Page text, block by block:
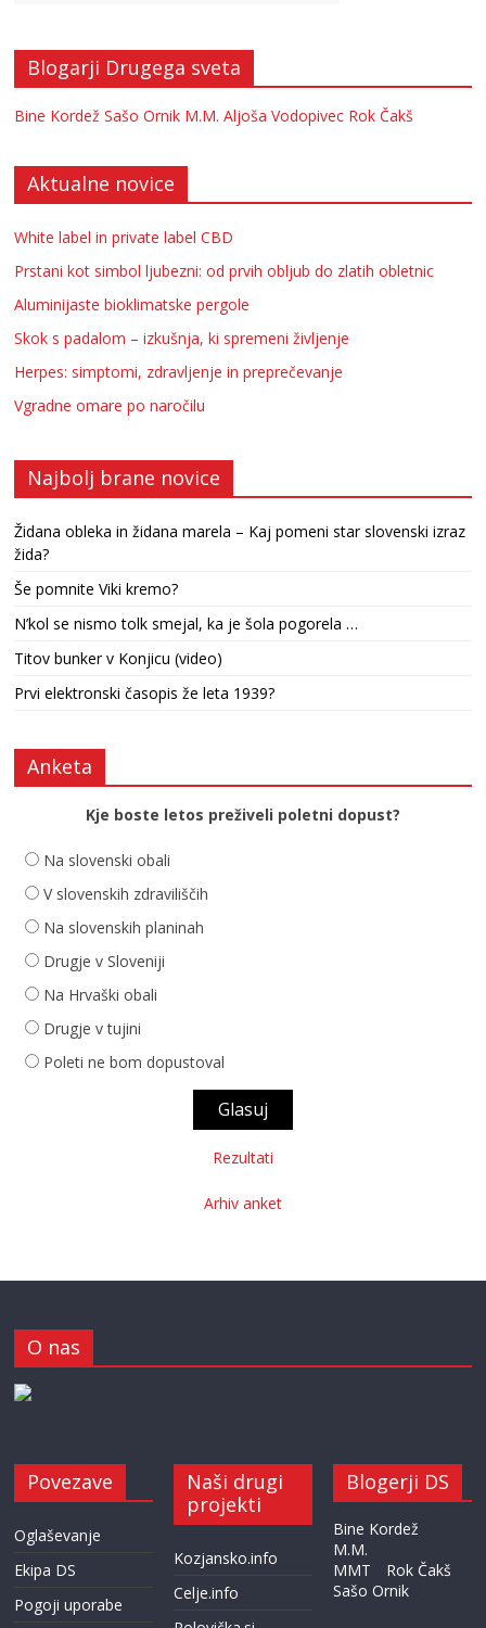
Blogarji Drugega sveta
Bine Kordež Sašo Ornik M.M. Aljoša Vodopivec Rok Čakš
Aktualne novice
White label in private label CBD
Prstani kot simbol ljubezni: od prvih obljub do zlatih obletnic
Aluminijaste bioklimatske pergole
Skok s padalom – izkušnja, ki spremeni življenje
Herpes: simptomi, zdravljenje in preprečevanje
Vgradne omare po naročilu
Najbolj brane novice
Židana obleka in židana marela – Kaj pomeni star slovenski izraz
žida?
Še pomnite Viki kremo?
N’kol se nismo tolk smejal, ka je šola pogorela …
Titov bunker v Konjicu (video)
Prvi elektronski časopis že leta 1939?
Anketa
Kje boste letos preživeli poletni dopust?
Na slovenski obali
V slovenskih zdraviliščih
Na slovenskih planinah
Drugje v Sloveniji
Na Hrvaški obali
Drugje v tujini
Poleti ne bom dopustoval
Rezultati
Arhiv anket
O nas
Povezave
Oglaševanje
Ekipa DS
Pogoji uporabe
Naši drugi
projekti
Kozjansko.info
Celje.info
Blogerji DS
Bine Kordež
M.M.
MMT
Rok Čakš
Sašo Ornik